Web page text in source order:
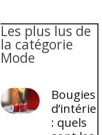
Les plus lus de
la catégorie
Mode
Bougies
d’intérieur
: quels